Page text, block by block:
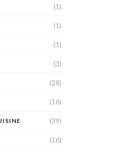
(1)
(1)
(1)
(3)
(28)
(16)
(39)
(16)